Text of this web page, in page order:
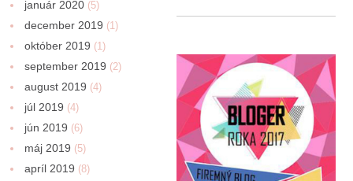
január 2020 (5)
december 2019 (1)
október 2019 (1)
september 2019 (2)
august 2019 (4)
júl 2019 (4)
jún 2019 (6)
máj 2019 (5)
apríl 2019 (8)